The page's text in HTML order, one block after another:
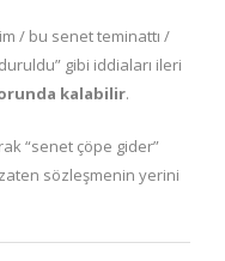
/ bu senet teminattı /
gibi iddiaları ileri
kalabilir.
“senet çöpe gider”
sözleşmenin yerini